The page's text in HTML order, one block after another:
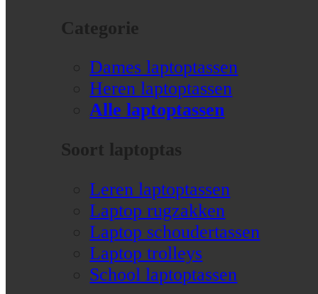
Categorie
Dames laptoptassen
Heren laptoptassen
Alle laptoptassen
Soort laptoptas
Leren laptoptassen
Laptop rugzakken
Laptop schoudertassen
Laptop trolleys
School laptoptassen